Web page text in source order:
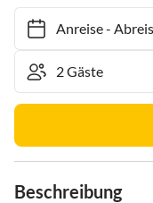
Anreise- Abreise
Beschreibung